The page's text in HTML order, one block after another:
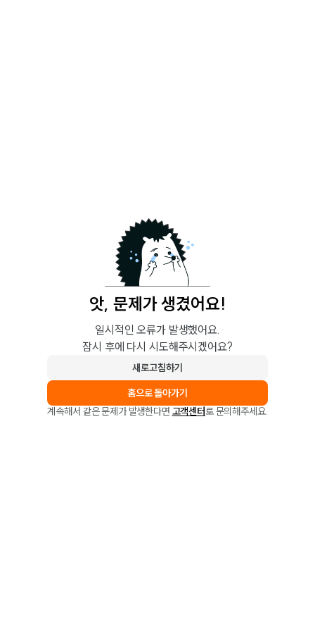
앗, 문제가 생겼어요!
일시적인 오류가 발생했어요.
잠시 후에 다시 시도해주시겠어요?
새로고침하기
홈으로 돌아가기
계속해서 같은 문제가 발생한다면 고객센터로 문의해주세요.